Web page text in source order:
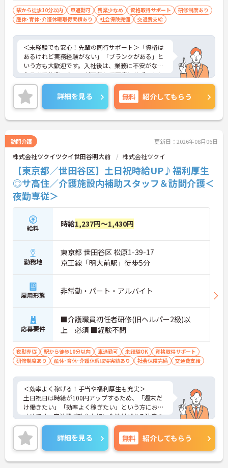
駅から徒歩10分以内 車通勤可 残業少なめ 資格取得サポート
研修制度あり
産休･育休･介護休暇取得実績あり
社会保険完備 交通費支給
＜未経験でも安心！先輩の同行サポート＞「資格は
あるけれど実務経験がない」「ブランクがある」と
いう方も大歓迎です。入社後は、業務に不安がなく
なるまで先輩スタッフが同行して丁寧にサポートし
ます。実際に未経験からスタートしたスタッフも多
く在籍しており、安心してチャレンジできる環境で
す。
＜移動時間も時給発生！充実の手当でしっかり稼げ
る＞訪問介護で気になる「移動時間」にもしっかり
当（時給500円UP）や早朝夜間手当、ICT手当など、
各種手当が充実しています。
詳細を見る 無料 紹介してもらう
訪問介護 更新日：2026年08月06日
株式会社ツクイツクイ世田谷明大前 株式会社ツクイ
【東京都／世田谷区】土日祝時給UP♪福利厚生
◎サ高住／介護施設内補助スタッフ＆訪問介護＜
夜勤専従＞
給料 時給1,237円～1,430円
勤務地
東京都 世田谷区 松原1-39-17
京王線「明大前駅」徒歩5分
雇用形態 非常勤・パート・アルバイト
応募要件
■介護職員初任者研修(旧ヘルパー2級)以
上 必須 ■経験不問
夜勤専従 駅から徒歩10分以内 車通勤可 未経験OK
資格取得サポート
研修制度あり
産休･育休･介護休暇取得実績あり 社会保険完備 交通費支給
＜効率よく稼げる！手当や福利厚生も充実＞
土日祝日は時給が100円アップするため、「週末だ
け働きたい」「効率よく稼ぎたい」という方におす
すめです。宿泊費補助やお祝い金給付がある独自の
福利厚生や、子育て支援手当など、大手ならではの
手厚い待遇が働くあなたをしっかりサポートしま
す。
＜おしゃれも自由！自分らしく働ける職場＞
髪色や髪型の自由度はもちろん、ネイルやまつげエ
詳細を見る 無料 紹介してもらう